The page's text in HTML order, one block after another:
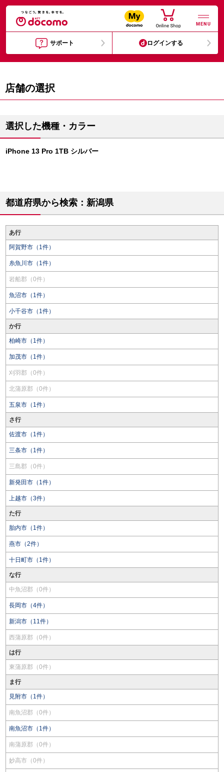
MENU
サポート ログインする
店舗の選択
選択した機種・カラー
iPhone 13 Pro 1TB シルバー
都道府県から検索：新潟県
あ行
阿賀野市（1件）
糸魚川市（1件）
岩船郡（0件）
魚沼市（1件）
小千谷市（1件）
か行
柏崎市（1件）
加茂市（1件）
刈羽郡（0件）
北蒲原郡（0件）
五泉市（1件）
さ行
佐渡市（1件）
三条市（1件）
三島郡（0件）
新発田市（1件）
上越市（3件）
た行
胎内市（1件）
燕市（2件）
十日町市（1件）
な行
中魚沼郡（0件）
長岡市（4件）
新潟市（11件）
西蒲原郡（0件）
は行
東蒲原郡（0件）
ま行
見附市（1件）
南魚沼郡（0件）
南魚沼市（1件）
南蒲原郡（0件）
妙高市（0件）